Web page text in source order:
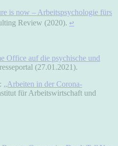
is now – Arbeitspsychologie fürs
Review (2020). ↩
Office auf die psychische und
(27.01.2021).
„Arbeiten in der Corona-
für Arbeitswirtschaft und